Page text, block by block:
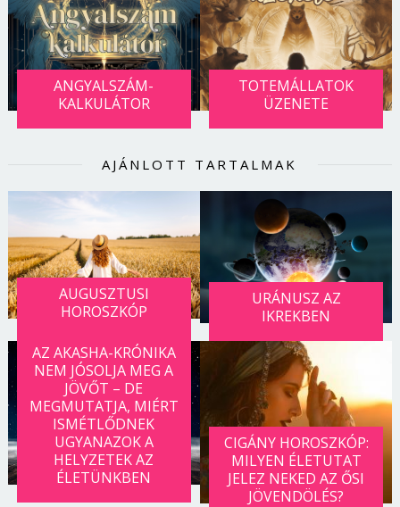
ANGYALSZÁM-
KALKULÁTOR
TOTEMÁLLATOK
ÜZENETE
AJÁNLOTT TARTALMAK
AUGUSZTUSI
HOROSZKÓP
URÁNUSZ AZ
IKREKBEN
AZ AKASHA-KRÓNIKA
NEM JÓSOLJA MEG A
JÖVŐT – DE
MEGMUTATJA, MIÉRT
ISMÉTLŐDNEK
UGYANAZOK A
HELYZETEK AZ
ÉLETÜNKBEN
CIGÁNY HOROSZKÓP:
MILYEN ÉLETUTAT
JELEZ NEKED AZ ŐSI
JÖVENDÖLÉS?